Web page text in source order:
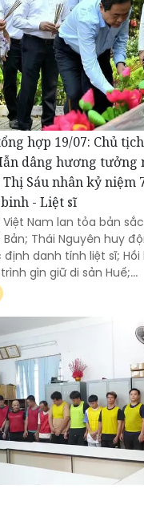
hợp 19/07: Chủ
dâng hương tưởng
Sáu nhân kỷ niệm
- Liệt sĩ
Việt Nam lan tỏa bản
Bản; Thái Nguyên huy
định danh tính liệt sĩ;
gìn giữ di sản Huế;...